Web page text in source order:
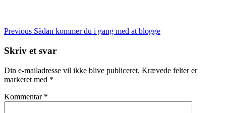
Indlægsnavigation
Previous Sådan kommer du i gang med at blogge
Skriv et svar
Din e-mailadresse vil ikke blive publiceret. Krævede felter er
markeret med *
Kommentar *